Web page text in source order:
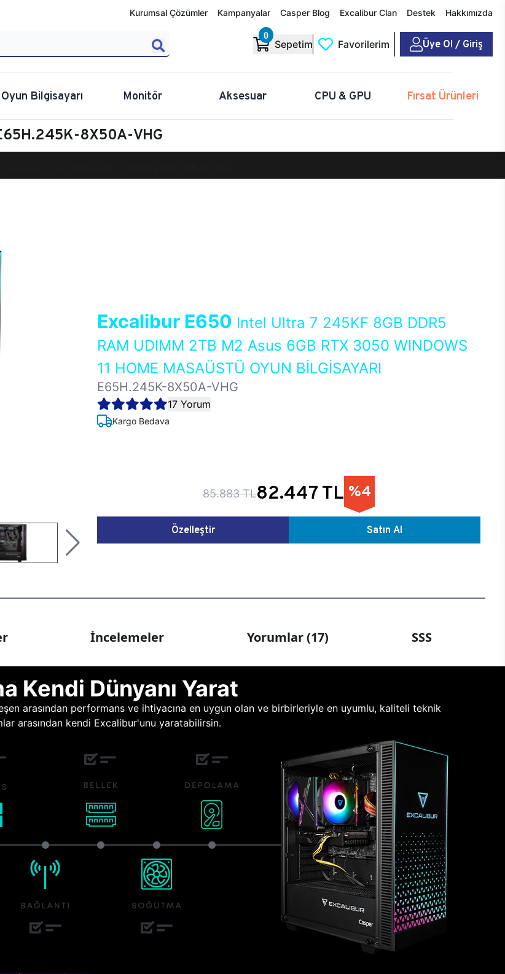
Kurumsal Çözümler Kampanyalar Casper Blog Excalibur Clan Destek Hakkımızda
0
Sepetim Favorilerim Üye Ol / Giriş
Oyun Bilgisayarı Monitör Aksesuar CPU & GPU Fırsat Ürünleri
8X50A-VHG
Excalibur E650 Intel Ultra 7 245KF 8GB DDR5
RAM UDIMM 2TB M2 Asus 6GB RTX 3050 WINDOWS
11 HOME MASAÜSTÜ OYUN BİLGİSAYARI
E65H.245K-8X50A-VHG
17 Yorum
Kargo Bedava
85.883 TL82.447 TL %4
Özelleştir Satın Al
İncelemeler Yorumlar (17) SSS
Kendi Dünyanı Yarat
arasından performans ve ihtiyacına en uygun olan ve birbirleriyle en uyumlu, kaliteli teknik
arasından kendi Excalibur'unu yaratabilirsin.